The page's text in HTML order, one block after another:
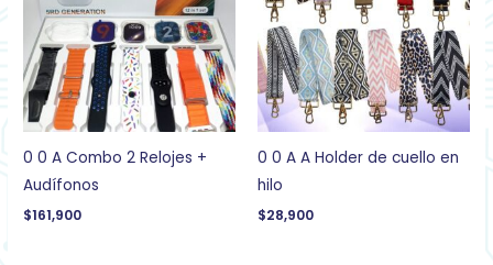
0 0 A Combo 2 Relojes +
Audífonos
$161,900
0 0 A A Holder de cuello en
hilo
$28,900